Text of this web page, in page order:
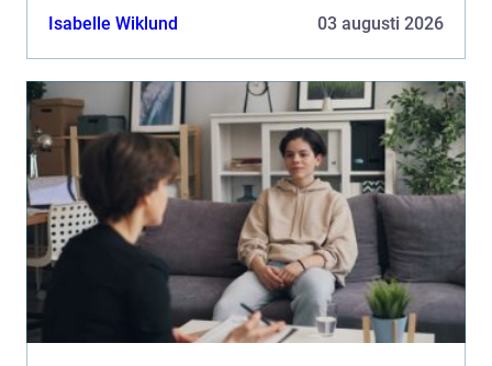
kroppens naturliga förmåg...
Isabelle Wiklund 03 augusti 2026